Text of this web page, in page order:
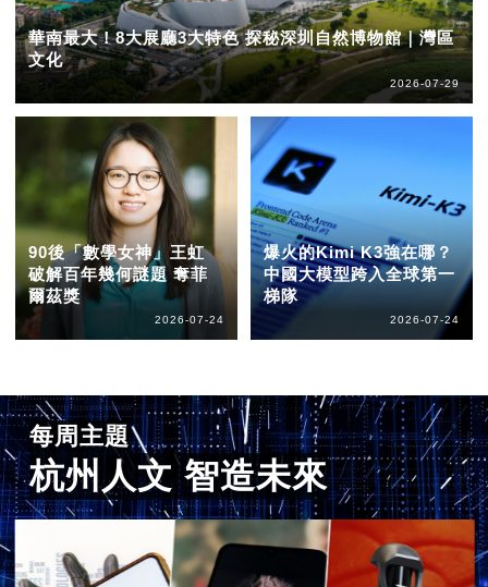
華南最大！8大展廳3大特色 探秘深圳自然博物館｜灣區
文化
2026-07-29
90後「數學女神」王虹
破解百年幾何謎題 奪菲
爾茲獎
2026-07-24
爆火的Kimi K3強在哪？
中國大模型跨入全球第一
梯隊
2026-07-24
每周主題
杭州人文 智造未來